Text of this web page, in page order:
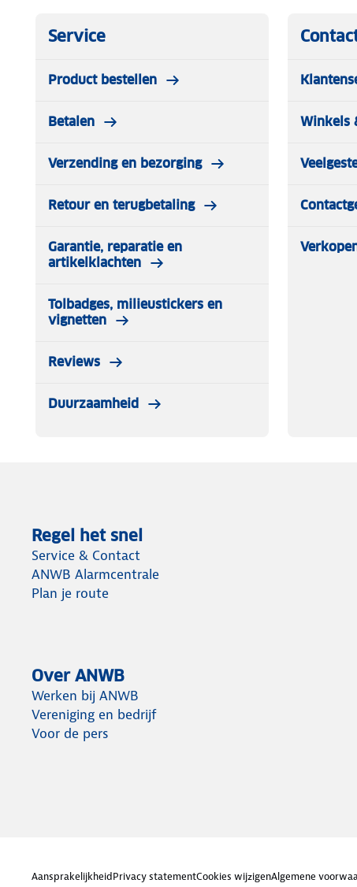
Service
Product bestellen
Betalen
Verzending en bezorging
Retour en terugbetaling
Garantie, reparatie en
artikelklachten
Tolbadges, milieustickers en
vignetten
Reviews
Duurzaamheid
Winkels
Regel het snel
Service & Contact
ANWB Alarmcentrale
Plan je route
Over ANWB
Werken bij ANWB
Vereniging en bedrijf
Voor de pers
AansprakelijkheidPrivacy statementCookies wijzigenAlgemene